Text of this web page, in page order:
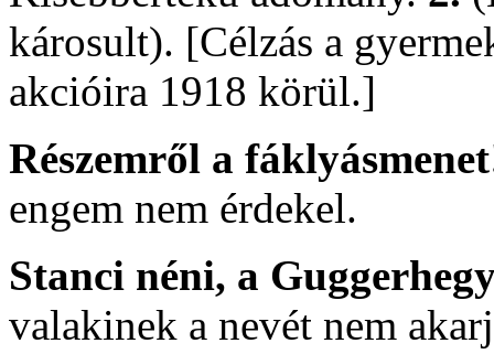
károsult). [Célzás a
akcióira 1918 körül.]
Részemről a
engem nem érdekel.
Stanci néni, a
valakinek a nevét nem